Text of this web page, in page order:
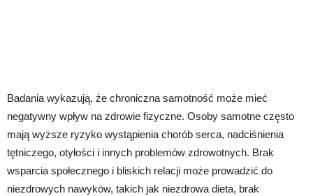
Badania wykazują, że chroniczna samotność może mieć
negatywny wpływ na zdrowie fizyczne. Osoby samotne często
mają wyższe ryzyko wystąpienia chorób serca, nadciśnienia
tętniczego, otyłości i innych problemów zdrowotnych. Brak
wsparcia społecznego i bliskich relacji może prowadzić do
niezdrowych nawyków, takich jak niezdrowa dieta, brak